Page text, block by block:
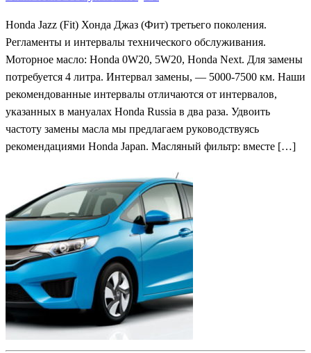
Honda Jazz (Fit) Хонда Джаз (Фит) третьего поколения.
Регламенты и интервалы технического обслуживания.
Моторное масло: Honda 0W20, 5W20, Honda Next. Для замены
потребуется 4 литра. Интервал замены, — 5000-7500 км. Наши
рекомендованные интервалы отличаются от интервалов,
указанных в мануалах Honda Russia в два раза. Удвоить
частоту замены масла мы предлагаем руководствуясь
рекомендациями Honda Japan. Масляный фильтр: вместе […]